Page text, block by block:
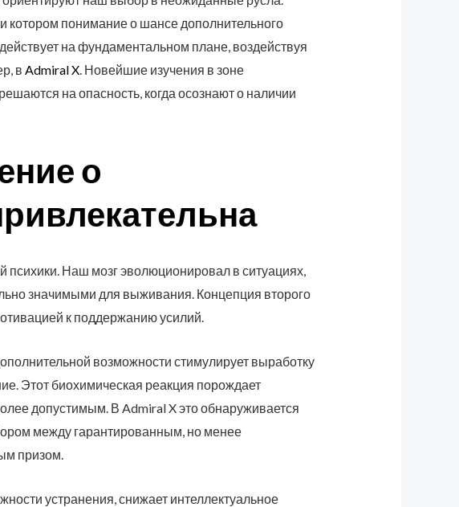
котором понимание о шансе дополнительного
на фундаментальном плане, воздействуя
в Admiral X. Новейшие изучения в зоне
на опасность, когда осознают о наличии
о
психики. Наш мозг эволюционировал в ситуациях,
значимыми для выживания. Концепция второго
к поддержанию усилий.
возможности стимулирует выработку
Этот биохимическая реакция порождает
допустимым. В Admiral X это обнаруживается
между гарантированным, но менее
призом.
устранения, снижает интеллектуальное